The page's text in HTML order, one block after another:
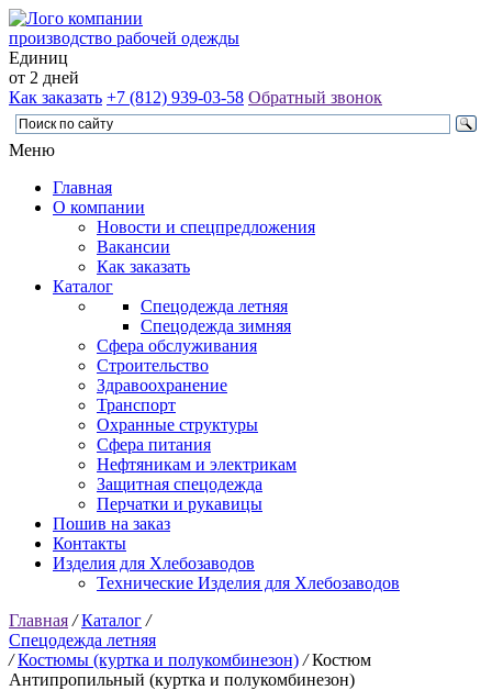
производство рабочей одежды
Единиц
от 2 дней
Как заказать +7 (812) 939-03-58 Обратный звонок
Меню
Главная
О компании
Новости и спецпредложения
Вакансии
Как заказать
Каталог
Спецодежда летняя
Спецодежда зимняя
Сфера обслуживания
Строительство
Здравоохранение
Транспорт
Охранные структуры
Сфера питания
Нефтяникам и электрикам
Защитная спецодежда
Перчатки и рукавицы
Пошив на заказ
Контакты
Изделия для Хлебозаводов
Технические Изделия для Хлебозаводов
Главная /Каталог /
Спецодежда летняя
/Костюмы (куртка и полукомбинезон) /Костюм
Антипропильный (куртка и полукомбинезон)